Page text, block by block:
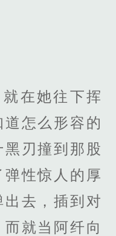
在她往下挥
怎么形容的
刃撞到那股
性惊人的厚
去，插到对
就当阿纤向